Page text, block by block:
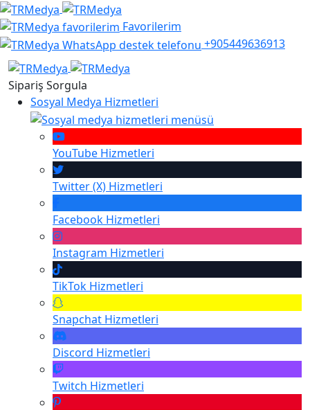
Favorilerim
+905449636913
Sipariş Sorgula
Sosyal Medya Hizmetleri
YouTube Hizmetleri
Twitter (X) Hizmetleri
Facebook Hizmetleri
Instagram Hizmetleri
TikTok Hizmetleri
Snapchat Hizmetleri
Discord Hizmetleri
Twitch Hizmetleri